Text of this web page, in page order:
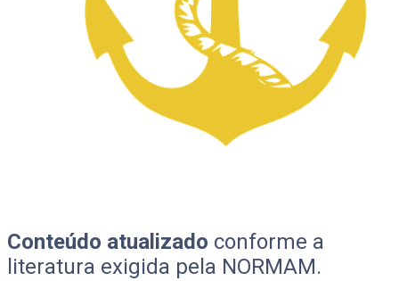
Conteúdo atualizado conforme a
literatura exigida pela NORMAM.